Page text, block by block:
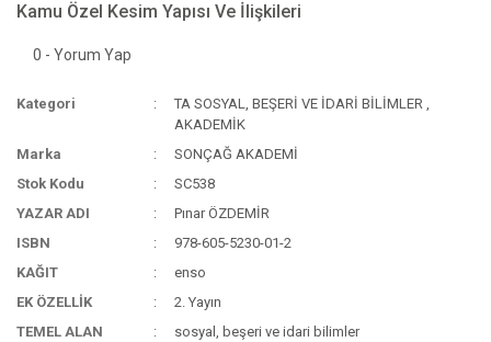
Kamu Özel Kesim Yapısı Ve İlişkileri
0 - Yorum Yap
Kategori TA SOSYAL, BEŞERİ VE İDARİ BİLİMLER ,
AKADEMİK
Marka
SONÇAĞ AKADEMİ
Stok Kodu
SC538
YAZAR ADI
Pınar ÖZDEMİR
ISBN
978-605-5230-01-2
KAĞIT
enso
EK ÖZELLİK
2. Yayın
TEMEL ALAN
sosyal, beşeri ve idari bilimler